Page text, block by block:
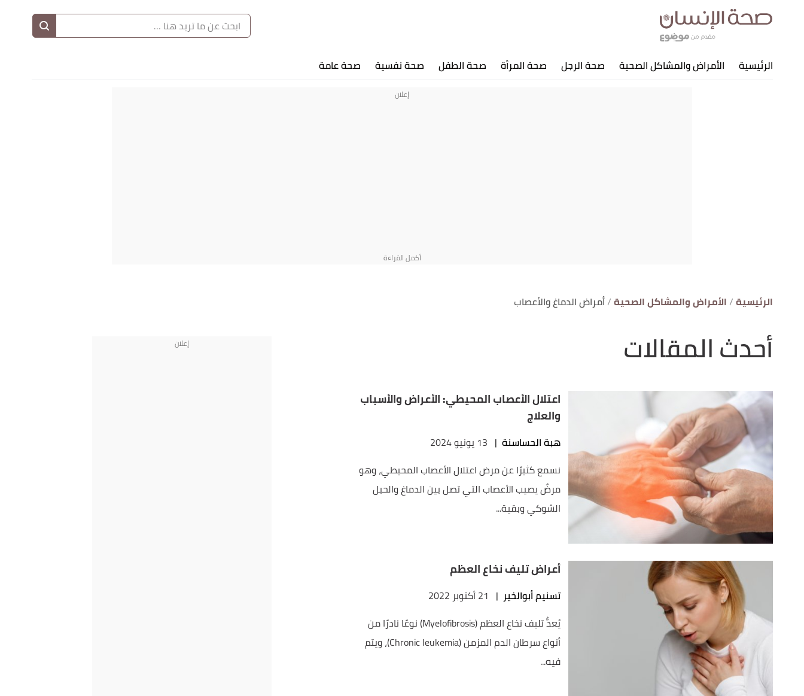
الرئيسية الأمراض والمشاكل الصحية صحة الرجل صحة المرأة صحة الطفل صحة نفسية صحة عامة
الرئيسية الأمراض والمشاكل الصحية أمراض الدماغ والأعصاب
أحدث المقالات
اعتلال الأعصاب المحيطي: الأعراض والأسباب
والعلاج
هبة الحساسنة | 13 يونيو 2024
نسمع كثيرًا عن مرض اعتلال الأعصاب المحيطي، وهو
مرضٌ يصيب الأعصاب التي تصل بين الدماغ والحبل
الشوكي وبقية...
أعراض تليف نخاع العظم
تسنيم أبوالخير | 21 أكتوبر 2022
يُعدُّ تليف نخاع العظم (Myelofibrosis) نوعًا نادرًا من
أنواع سرطان الدم المزمن (Chronic leukemia)، ويتم
فيه...